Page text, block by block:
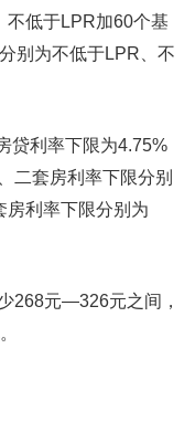
不低于LPR加60个基
别为不低于LPR、不
贷利率下限为4.75%
二套房利率下限分别
房利率下限分别为
268元—326元之间，